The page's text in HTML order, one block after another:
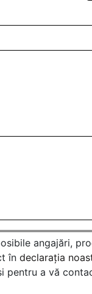
angajări,
în declarația
a vă